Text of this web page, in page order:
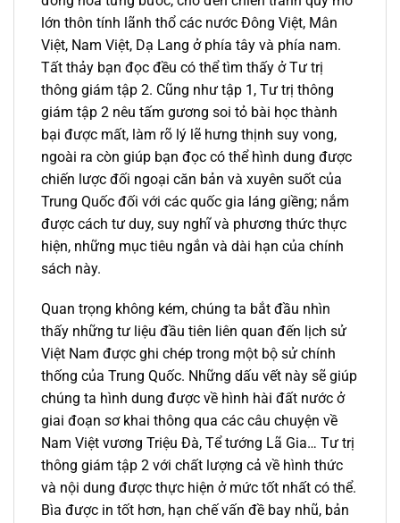
lớn thôn tính lãnh thổ các nước Đông Việt, Mân
Việt, Nam Việt, Dạ Lang ở phía tây và phía nam.
Tất thảy bạn đọc đều có thể tìm thấy ở Tư trị
thông giám tập 2. Cũng như tập 1, Tư trị thông
giám tập 2 nêu tấm gương soi tỏ bài học thành
bại được mất, làm rõ lý lẽ hưng thịnh suy vong,
ngoài ra còn giúp bạn đọc có thể hình dung được
chiến lược đối ngoại căn bản và xuyên suốt của
Trung Quốc đối với các quốc gia láng giềng; nắm
được cách tư duy, suy nghĩ và phương thức thực
hiện, những mục tiêu ngắn và dài hạn của chính
sách này.
Quan trọng không kém, chúng ta bắt đầu nhìn
thấy những tư liệu đầu tiên liên quan đến lịch sử
Việt Nam được ghi chép trong một bộ sử chính
thống của Trung Quốc. Những dấu vết này sẽ giúp
chúng ta hình dung được về hình hài đất nước ở
giai đoạn sơ khai thông qua các câu chuyện về
Nam Việt vương Triệu Đà, Tể tướng Lã Gia… Tư trị
thông giám tập 2 với chất lượng cả về hình thức
và nội dung được thực hiện ở mức tốt nhất có thể.
Bìa được in tốt hơn, hạn chế vấn đề bay nhũ, bản